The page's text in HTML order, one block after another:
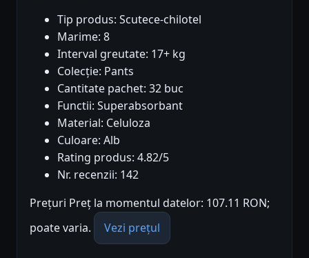
Tip produs: Scutece-chilotel
Marime: 8
Interval greutate: 17+ kg
Colecție: Pants
Cantitate pachet: 32 buc
Functii: Superabsorbant
Material: Celuloza
Culoare: Alb
Rating produs: 4.82/5
Nr. recenzii: 142
Prețuri Preț la momentul datelor: 107.11 RON;
poate varia.
Vezi prețul